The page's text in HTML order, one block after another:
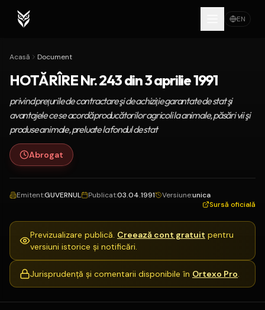
EN
Acasă Document
HOTĂRÎRE Nr. 243 din 3 aprilie 1991
privind preţurile de contractare şi de achiziţie garantate de stat şi
avantajele ce se acordă producătorilor agricoli la animale, păsări vii şi
produse animale, preluate la fondul de stat
Abrogat
Emitent:GUVERNUL Publicat:03.04.1991 Versiune:unica
Sursă oficială
Previzualizare publică. Creează cont gratuit pentru
versiuni istorice și notificări.
Jurisprudență și comentarii disponibile în Ortexo Pro.